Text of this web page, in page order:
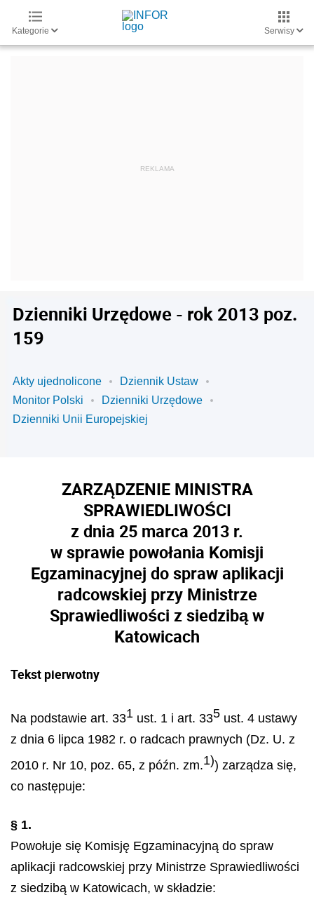
Kategorie Serwisy
Dzienniki Urzędowe - rok 2013 poz.
159
Akty ujednolicone
Dziennik Ustaw
Monitor Polski
Dzienniki Urzędowe
Dzienniki Unii Europejskiej
ZARZĄDZENIE MINISTRA
SPRAWIEDLIWOŚCI
z dnia 25 marca 2013 r.
w sprawie powołania Komisji
Egzaminacyjnej do spraw aplikacji
radcowskiej przy Ministrze
Sprawiedliwości z siedzibą w
Katowicach
Tekst pierwotny
Na podstawie art. 331 ust. 1 i art. 335 ust. 4 ustawy
z dnia 6 lipca 1982 r. o radcach prawnych (Dz. U. z
2010 r. Nr 10, poz. 65, z późn. zm.1)) zarządza się,
co następuje:
§ 1.
Powołuje się Komisję Egzaminacyjną do spraw
aplikacji radcowskiej przy Ministrze Sprawiedliwości
z siedzibą w Katowicach, w składzie: